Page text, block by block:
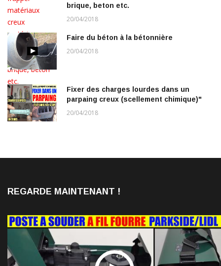
brique, beton etc.
20/04/2018
Faire du béton à la bétonnière
20/04/2018
Fixer des charges lourdes dans un
parpaing creux (scellement chimique)"
20/04/2018
REGARDE MAINTENANT !